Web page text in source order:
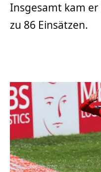
Insgesamt kam
zu 86 Einsätzen.